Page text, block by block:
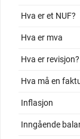
Hva er et NUF?
Hva er mva
Hva er revisjon?
Hva må en
Inflasjon
Inngående